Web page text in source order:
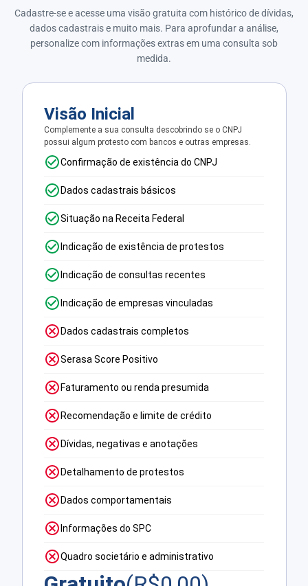
Cadastre-se e acesse uma visão gratuita com histórico de dívidas,
dados cadastrais e muito mais. Para aprofundar a análise,
personalize com informações extras em uma consulta sob
medida.
Visão Inicial
Complemente a sua consulta descobrindo se o CNPJ
possui algum protesto com bancos e outras empresas.
Confirmação de existência do CNPJ
Dados cadastrais básicos
Situação na Receita Federal
Indicação de existência de protestos
Indicação de consultas recentes
Indicação de empresas vinculadas
Dados cadastrais completos
Serasa Score Positivo
Faturamento ou renda presumida
Recomendação e limite de crédito
Dívidas, negativas e anotações
Detalhamento de protestos
Dados comportamentais
Informações do SPC
Quadro societário e administrativo